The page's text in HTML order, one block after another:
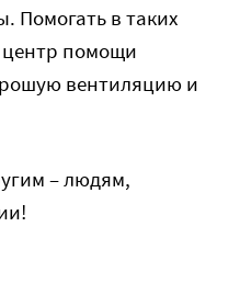
Помогать в таких
центр помощи
вентиляцию и
– людям,